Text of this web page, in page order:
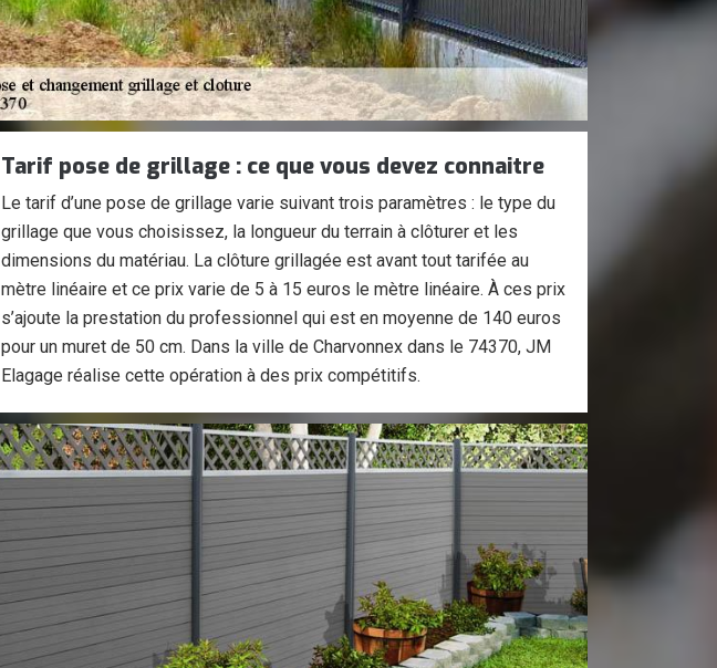
Tarif pose de grillage : ce que vous devez connaitre
Le tarif d’une pose de grillage varie suivant trois paramètres : le type du
grillage que vous choisissez, la longueur du terrain à clôturer et les
dimensions du matériau. La clôture grillagée est avant tout tarifée au
mètre linéaire et ce prix varie de 5 à 15 euros le mètre linéaire. À ces prix
s’ajoute la prestation du professionnel qui est en moyenne de 140 euros
pour un muret de 50 cm. Dans la ville de Charvonnex dans le 74370, JM
Elagage réalise cette opération à des prix compétitifs.